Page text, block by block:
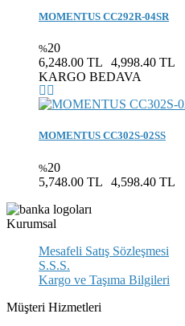
MOMENTUS CC292R-04SR
%20
6,248.00 TL
4,998.40 TL
KARGO BEDAVA
MOMENTUS CC302S-02SS
%20
5,748.00 TL
4,598.40 TL
Kurumsal
Mesafeli Satış Sözleşmesi
S.S.S.
Kargo ve Taşıma Bilgileri
Müşteri Hizmetleri